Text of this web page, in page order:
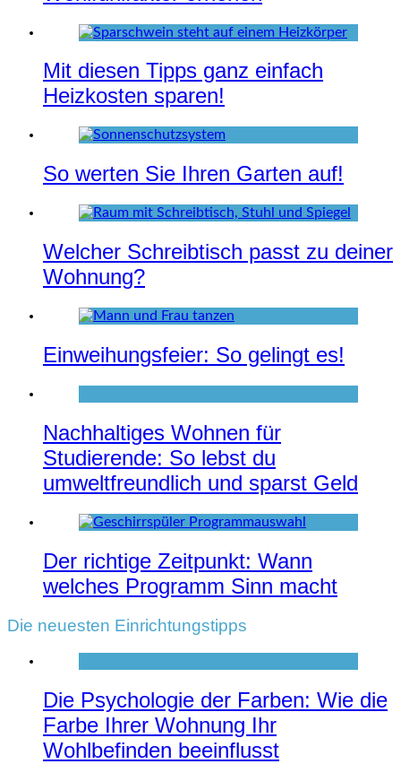
Mit diesen Tipps ganz einfach
Heizkosten sparen!
So werten Sie Ihren Garten auf!
Welcher Schreibtisch passt zu deiner
Wohnung?
Einweihungsfeier: So gelingt es!
Nachhaltiges Wohnen für
Studierende: So lebst du
umweltfreundlich und sparst Geld
Der richtige Zeitpunkt: Wann
welches Programm Sinn macht
Die neuesten Einrichtungstipps
Die Psychologie der Farben: Wie die
Farbe Ihrer Wohnung Ihr
Wohlbefinden beeinflusst